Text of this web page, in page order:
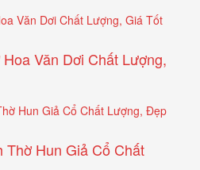
Văn Dơi Chất Lượng,
Hun Giả Cổ Chất